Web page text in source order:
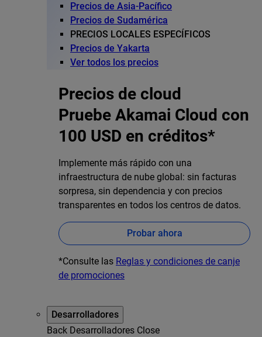
Precios de Asia-Pacífico
Precios de Sudamérica
PRECIOS LOCALES ESPECÍFICOS
Precios de Yakarta
Ver todos los precios
Precios de cloud
Pruebe Akamai Cloud con
100 USD en créditos*
Implemente más rápido con una
infraestructura de nube global: sin facturas
sorpresa, sin dependencia y con precios
transparentes en todos los centros de datos.
Probar ahora
*Consulte las Reglas y condiciones de canje
de promociones
Desarrolladores
Back Desarrolladores Close